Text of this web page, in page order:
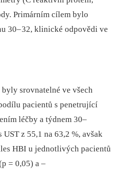
Primárním cílem bylo
30–32, klinické odpovědi ve
srovnatelné ve všech
pa­cientů s penetrující
léčby a týdnem 30–
z 55,1 na 63,2 %, avšak
HBI u jednotlivých pa­cientů
= 0,05) a –